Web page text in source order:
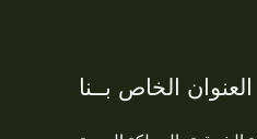
العنوان الخاص بــنا